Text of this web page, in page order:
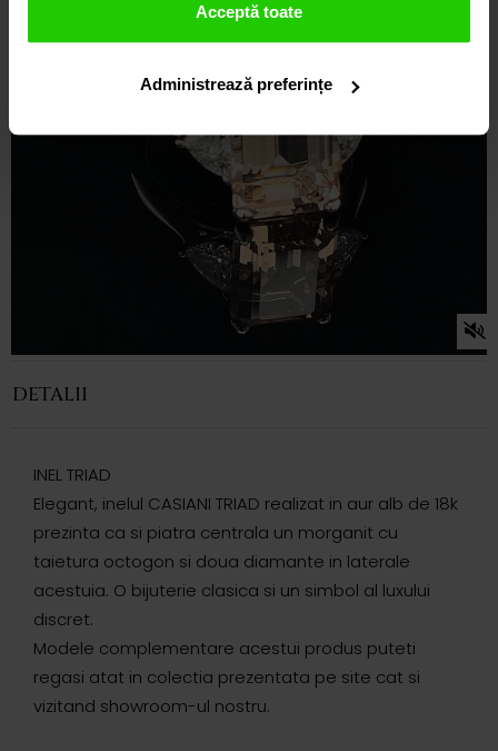
Acceptă toate
Administrează preferințe
DETALII
INEL TRIAD
Elegant, inelul CASIANI TRIAD realizat in aur alb de 18k
prezinta ca si piatra centrala un morganit cu
taietura octogon si doua diamante in laterale
acestuia. O bijuterie clasica si un simbol al luxului
discret.
Modele complementare acestui produs puteti
regasi atat in colectia prezentata pe site cat si
vizitand showroom-ul nostru.